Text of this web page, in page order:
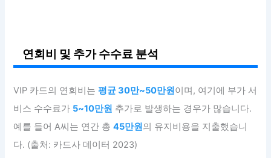
연회비 및 추가 수수료 분석
VIP 카드의 연회비는평균 30만~50만원이며, 여기에 부가 서
비스 수수료가 5~10만원 추가로 발생하는 경우가 많습니다.
예를 들어 A씨는 연간 총45만원의 유지비용을 지출했습니
다. (출처: 카드사 데이터 2023)